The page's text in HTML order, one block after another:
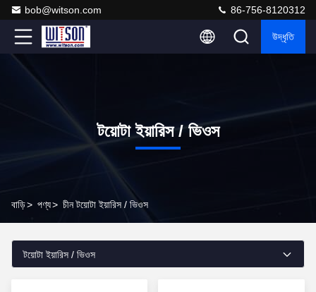
bob@witson.com 86-756-8120312
উদ্ধৃতি
টয়োটা ইয়ারিস / ভিওস
বাড়ি> পণ্য> চীন টয়োটা ইয়ারিস / ভিওস
টয়োটা ইয়ারিস / ভিওস